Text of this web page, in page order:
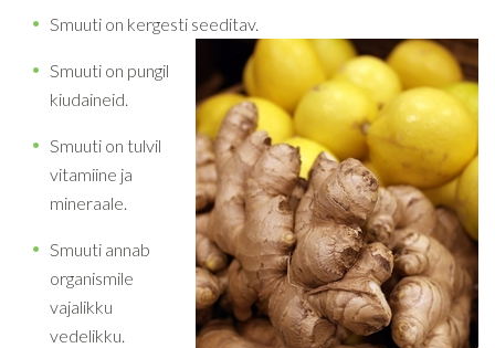
Smuuti on kergesti seeditav.
Smuuti on pungil
kiudaineid.
Smuuti on tulvil
vitamiine ja
mineraale.
Smuuti annab
organismile
vajalikku
vedelikku.